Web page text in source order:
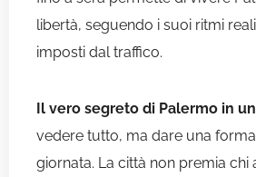
libertà, seguendo i suoi ritmi
imposti dal traffico.
Il vero segreto di Palermo in
vedere tutto, ma dare una
giornata. La città non premia